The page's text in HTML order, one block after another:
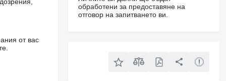
от вас
обработени за предоставяне на
отговор на запитването ви.